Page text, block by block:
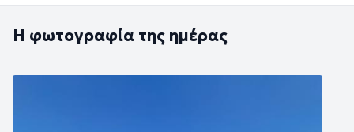
Η φωτογραφία της ημέρας